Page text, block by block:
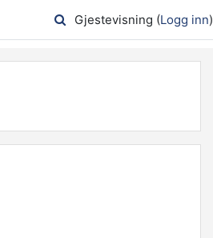
Gjestevisning (Logg inn)